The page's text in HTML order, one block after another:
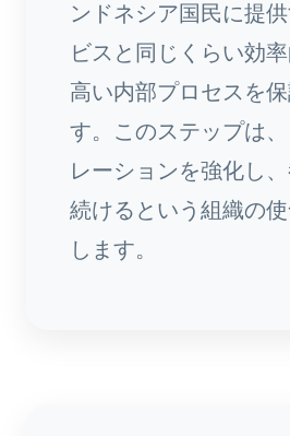
ンドネシア国民に提
ビスと同じくらい効
高い内部プロセスを
す。このステップは
レーションを強化し
続けるという組織の
します。